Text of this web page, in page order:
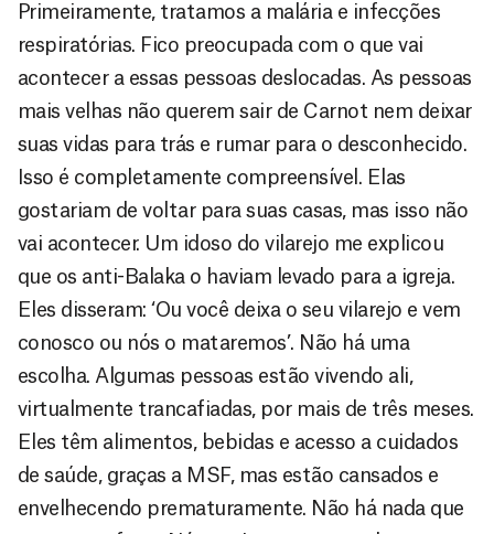
Primeiramente, tratamos a malária e infecções
respiratórias. Fico preocupada com o que vai
acontecer a essas pessoas deslocadas. As pessoas
mais velhas não querem sair de Carnot nem deixar
suas vidas para trás e rumar para o desconhecido.
Isso é completamente compreensível. Elas
gostariam de voltar para suas casas, mas isso não
vai acontecer. Um idoso do vilarejo me explicou
que os anti-Balaka o haviam levado para a igreja.
Eles disseram: ‘Ou você deixa o seu vilarejo e vem
conosco ou nós o mataremos’. Não há uma
escolha. Algumas pessoas estão vivendo ali,
virtualmente trancafiadas, por mais de três meses.
Eles têm alimentos, bebidas e acesso a cuidados
de saúde, graças a MSF, mas estão cansados e
envelhecendo prematuramente. Não há nada que